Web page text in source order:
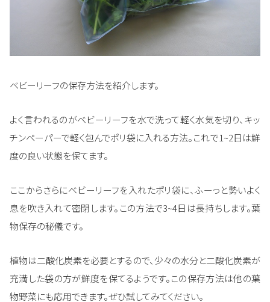
ベビーリーフの保存方法を紹介します。
よく言われるのがベビーリーフを水で洗って軽く水気を切り、キッ
チンペーパーで軽く包んでポリ袋に入れる方法。これで1~2日は鮮
度の良い状態を保てます。
ここからさらにベビーリーフを入れたポリ袋に、ふーっと勢いよく
息を吹き入れて密閉します。この方法で3~4日は長持ちします。葉
物保存の秘儀です。
植物は二酸化炭素を必要とするので、少々の水分と二酸化炭素が
充満した袋の方が鮮度を保てるようです。この保存方法は他の葉
物野菜にも応用できます。ぜひ試してみてください。